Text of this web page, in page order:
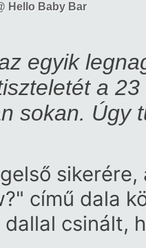
Hello Baby Bar
egyik
a
sokan. Úgy
című dala
csinált,